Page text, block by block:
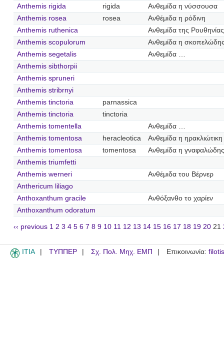
Anthemis rigida
rigida
Ανθεμίδα η νύσσουσα
Anthemis rosea
rosea
Ανθέμιδα η ρόδινη
Anthemis ruthenica
Ανθεμίδα της Ρουθηνίας
Anthemis scopulorum
Ανθεμίδα η
Anthemis segetalis
Ανθεμίδα …
Anthemis sibthorpii
Anthemis spruneri
Anthemis stribrnyi
Anthemis tinctoria
parnassica
Anthemis tinctoria
tinctoria
Anthemis tomentella
Ανθεμίδα …
Anthemis tomentosa
heracleotica
Ανθεμίδα η ηρακλιώτικη
Anthemis tomentosa
tomentosa
Ανθεμίδα η γναφαλώδης
Anthemis triumfetti
Anthemis werneri
Ανθέμιδα του Βέρνερ
Anthericum liliago
Anthoxanthum gracile
Ανθόξανθο το χαρίεν
Anthoxanthum odoratum
‹‹ previous 1 2 3 4 5 6 7 8 9 10 11 12 13 14 15 16 17 18 19 20 21
ITIA ΤΥΠΠΕΡ Σχ. Πολ. Μηχ. ΕΜΠ Επικοινωνία: